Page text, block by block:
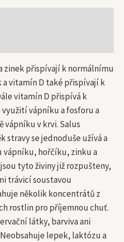
zinek přispívají k normálnímu
vitamín D také přispívají k
vitamín D přispívá k
vápníku a fosforu a
vápníku v krvi. Salus
stravy se jednoduše užívá a
vápníku, hořčíku, zinku a
tyto živiny již rozpušteny,
trávicí soustavou
několik koncentrátů z
rostlin pro příjemnou chuť.
látky, barviva ani
lepek, laktózu a